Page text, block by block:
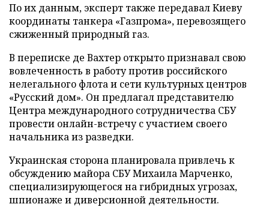
По их данным, эксперт также передавал Киеву
координаты танкера «Газпрома», перевозящего
сжиженный природный газ.
В переписке де Вахтер открыто признавал свою
вовлеченность в работу против российского
нелегального флота и сети культурных центров
«Русский дом». Он предлагал представителю
Центра международного сотрудничества СБУ
провести онлайн-встречу с участием своего
начальника из разведки.
Украинская сторона планировала привлечь к
обсуждению майора СБУ Михаила Марченко,
специализирующегося на гибридных угрозах,
шпионаже и диверсионной деятельности.